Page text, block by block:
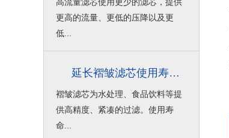
更高的流量、更低的压降以及更
低...
延长褶皱滤芯使用寿命的技巧
褶皱滤芯为水处理、食品饮料等提
供高精度、紧凑的过滤。使用寿
命...